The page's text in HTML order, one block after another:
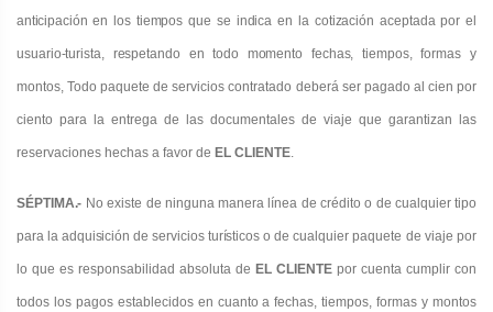
anticipaciónen los tiempos que se indica en la cotización aceptada por el
usuario-turista, respetando en todo momento fechas, tiempos,formas y
montos, Todo paquete de servicios contratado deberá ser pagado al cien por
ciento para la entrega de las documentales de viaje que garantizan las
reservaciones hechas a favor de EL CLIENTE.
SÉPTIMA.- No existe de ninguna manera línea de crédito o de cualquier tipo
para la adquisición de servicios turísticos o decualquier paquete de viaje por
lo que es responsabilidad absoluta de EL CLIENTE por cuenta cumplir con
todos los pagos establecidos en cuanto a fechas, tiempos, formas y montos